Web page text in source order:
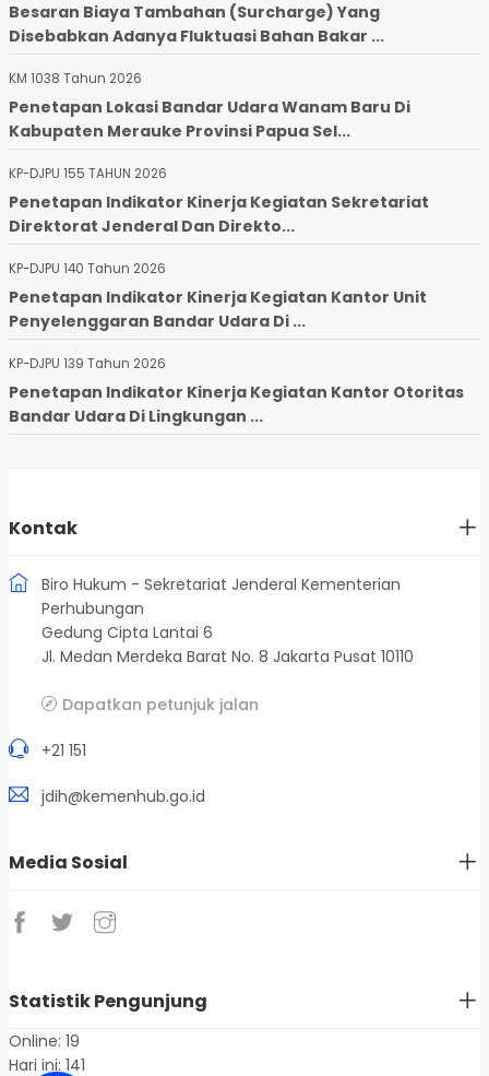
Besaran Biaya Tambahan (Surcharge) Yang
Disebabkan Adanya Fluktuasi Bahan Bakar ...
KM 1038 Tahun 2026
Penetapan Lokasi Bandar Udara Wanam Baru Di
Kabupaten Merauke Provinsi Papua Sel...
KP-DJPU 155 TAHUN 2026
Penetapan Indikator Kinerja Kegiatan Sekretariat
Direktorat Jenderal Dan Direkto...
KP-DJPU 140 Tahun 2026
Penetapan Indikator Kinerja Kegiatan Kantor Unit
Penyelenggaran Bandar Udara Di ...
KP-DJPU 139 Tahun 2026
Penetapan Indikator Kinerja Kegiatan Kantor Otoritas
Bandar Udara Di Lingkungan ...
Kontak
Biro Hukum - Sekretariat Jenderal Kementerian
Perhubungan
Gedung Cipta Lantai 6
Jl. Medan Merdeka Barat No. 8 Jakarta Pusat 10110
Dapatkan petunjuk jalan
+21 151
jdih@kemenhub.go.id
Media Sosial
Statistik Pengunjung
Online: 19
Hari ini: 141